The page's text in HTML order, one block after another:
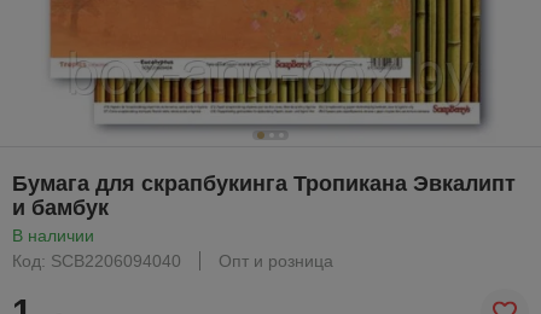
Бумага для скрапбукинга Тропикана Эвкалипт
и бамбук
В наличии
Код: SCB2206094040
Опт и розница